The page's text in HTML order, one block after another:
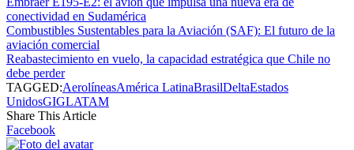
conectividad en Sudamérica
Combustibles Sustentables para la Aviación (SAF): El futuro de la
aviación comercial
Reabastecimiento en vuelo, la capacidad estratégica que Chile no
debe perder
TAGGED:AerolíneasAmérica LatinaBrasilDeltaEstados
UnidosGIGLATAM
Share This Article
Facebook